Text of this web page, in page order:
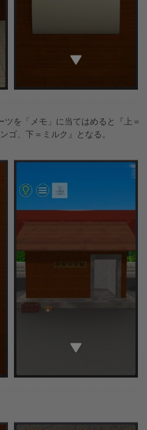
ツを「メモ」に当てはめると『上＝
ゴ、下＝ミルク』となる。